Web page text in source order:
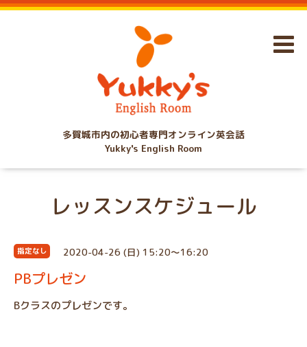
多賀城市内の初心者専門オンライン英会話
Yukky's English Room
レッスンスケジュール
指定なし 2020-04-26 (日) 15:20～16:20
PBプレゼン
Bクラスのプレゼンです。